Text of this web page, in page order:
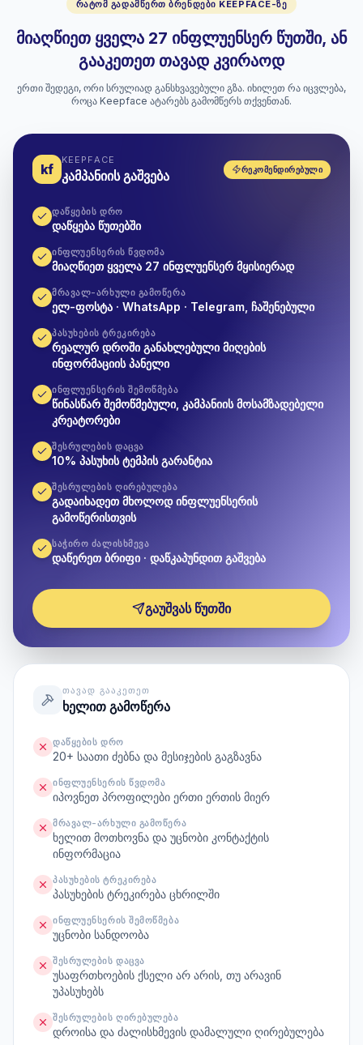
ᲠᲐᲢᲝᲛ ᲒᲐᲓᲐᲛᲬᲔᲠᲗ ᲑᲠᲔᲜᲓᲔᲑᲘ KEEPFACE-ᲖᲔ
მიაღწიეთ ყველა 27 ინფლუენსერ წუთში, ან
გააკეთეთ თავად კვირაოდ
ერთი შედეგი, ორი სრულიად განსხვავებული გზა. იხილეთ რა იცვლება,
როცა Keepface ატარებს გამომწერს თქვენთან.
kf
KEEPFACE
კამპანიის გაშვება ᲠᲔᲙᲝᲛᲔᲜᲓᲘᲠᲔᲑᲣᲚᲘ
ᲓᲐᲬᲧᲔᲑᲘᲡ ᲓᲠᲝ
დაწყება წუთებში
ᲘᲜᲤᲚᲣᲔᲜᲡᲔᲠᲘᲡ ᲬᲕᲓᲝᲛᲐ
მიაღწიეთ ყველა 27 ინფლუენსერ მყისიერად
ᲛᲠᲐᲕᲐᲚ-ᲐᲠᲮᲣᲚᲘ ᲒᲐᲛᲝᲬᲔᲠᲐ
ელ-ფოსტა · WhatsApp · Telegram, ჩაშენებული
ᲞᲐᲡᲣᲮᲔᲑᲘᲡ ᲢᲠᲔᲙᲘᲠᲔᲑᲐ
რეალურ დროში განახლებული მიღების
ინფორმაციის პანელი
ᲘᲜᲤᲚᲣᲔᲜᲡᲔᲠᲘᲡ ᲨᲔᲛᲝᲬᲛᲔᲑᲐ
წინასწარ შემოწმებული, კამპანიის მოსამზადებელი
კრეატორები
ᲨᲔᲡᲠᲣᲚᲔᲑᲘᲡ ᲓᲐᲪᲕᲐ
10% პასუხის ტემპის გარანტია
ᲨᲔᲡᲠᲣᲚᲔᲑᲘᲡ ᲦᲘᲠᲔᲑᲣᲚᲔᲑᲐ
გადაიხადეთ მხოლოდ ინფლუენსერის
გამოწერისთვის
ᲡᲐᲭᲘᲠᲝ ᲫᲐᲚᲘᲡᲮᲛᲔᲕᲐ
დაწერეთ ბრიფი · დაწკაპუნდით გაშვება
გაუშვას წუთში
ᲗᲐᲕᲐᲓ ᲒᲐᲐᲙᲔᲗᲔᲗ
ხელით გამოწერა
ᲓᲐᲬᲧᲔᲑᲘᲡ ᲓᲠᲝ
20+ საათი ძებნა და მესიჯების გაგზავნა
ᲘᲜᲤᲚᲣᲔᲜᲡᲔᲠᲘᲡ ᲬᲕᲓᲝᲛᲐ
იპოვნეთ პროფილები ერთი ერთის მიერ
ᲛᲠᲐᲕᲐᲚ-ᲐᲠᲮᲣᲚᲘ ᲒᲐᲛᲝᲬᲔᲠᲐ
ხელით მოთხოვნა და უცნობი კონტაქტის
ინფორმაცია
ᲞᲐᲡᲣᲮᲔᲑᲘᲡ ᲢᲠᲔᲙᲘᲠᲔᲑᲐ
პასუხების ტრეკირება ცხრილში
ᲘᲜᲤᲚᲣᲔᲜᲡᲔᲠᲘᲡ ᲨᲔᲛᲝᲬᲛᲔᲑᲐ
უცნობი სანდოობა
ᲨᲔᲡᲠᲣᲚᲔᲑᲘᲡ ᲓᲐᲪᲕᲐ
უსაფრთხოების ქსელი არ არის, თუ არავინ
უპასუხებს
ᲨᲔᲡᲠᲣᲚᲔᲑᲘᲡ ᲦᲘᲠᲔᲑᲣᲚᲔᲑᲐ
დროისა და ძალისხმევის დამალული ღირებულება